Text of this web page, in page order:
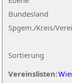
Sortierung
Bundesland
Spgem./Kreis/
Vereinslisten: